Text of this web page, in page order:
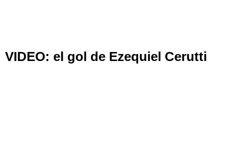
VIDEO: el gol de Ezequiel Cerutti